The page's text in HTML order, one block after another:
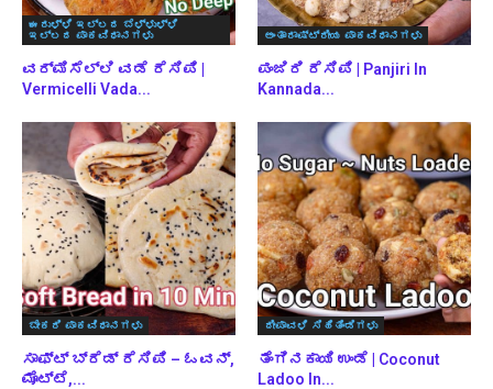
ಈರುಳ್ಳಿ ಇಲ್ಲದ ಬೆಳ್ಳುಳ್ಳಿ
ಇಲ್ಲದ ಪಾಕವಿಧಾನಗಳು
ವರ್ಮಿಸೆಲ್ಲಿ ವಡೆ ರೆಸಿಪಿ |
Vermicelli Vada...
ಅಂತಾರಾಷ್ಟ್ರೀಯ ಪಾಕವಿಧಾನಗಳು
ಪಂಜಿರಿ ರೆಸಿಪಿ | Panjiri In
Kannada...
ಬೇಕರಿ ಪಾಕವಿಧಾನಗಳು
ಸಾಫ್ಟ್ ಬ್ರೆಡ್ ರೆಸಿಪಿ – ಓವನ್,
ಮೊಟ್ಟೆ,...
ದೀಪಾವಳಿ ಸಿಹಿತಿಂಡಿಗಳು
ತೆಂಗಿನಕಾಯಿ ಉಂಡೆ | Coconut
Ladoo In...